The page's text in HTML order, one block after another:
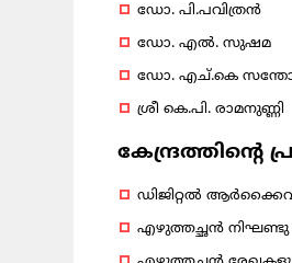
ഡോ. പി.പവിത്രൻ
ഡോ. എൽ. സുഷമ
ഡോ. എച്.കെ
ശ്രീ കെ.പി. രാമനുണ്ണി
ഡിജിറ്റല്‍
എഴുത്തച്ഛന്‍ നിഘണ്ടു